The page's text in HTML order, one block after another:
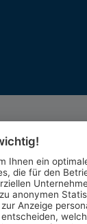
Ihnen ein
die für den
anonymen
Anzeige